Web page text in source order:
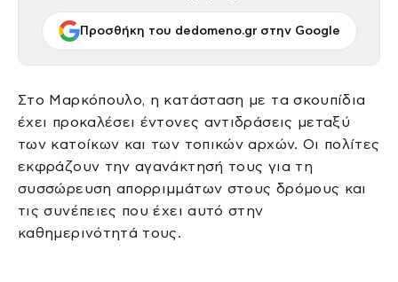
Προσθήκη του dedomeno.gr στην Google
Στο Μαρκόπουλο, η κατάσταση με τα σκουπίδια
έχει προκαλέσει έντονες αντιδράσεις μεταξύ
των κατοίκων και των τοπικών αρχών. Οι πολίτες
εκφράζουν την αγανάκτησή τους για τη
συσσώρευση απορριμμάτων στους δρόμους και
τις συνέπειες που έχει αυτό στην
καθημερινότητά τους.